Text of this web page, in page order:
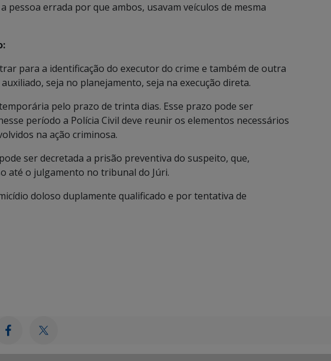
pessoa errada por que ambos, usavam veículos de mesma
para a identificação do executor do crime e também de outra
seja no planejamento, seja na execução direta.
pelo prazo de trinta dias. Esse prazo pode ser
período a Polícia Civil deve reunir os elementos necessários
na ação criminosa.
ser decretada a prisão preventiva do suspeito, que,
até o julgamento no tribunal do Júri.
doloso duplamente qualificado e por tentativa de